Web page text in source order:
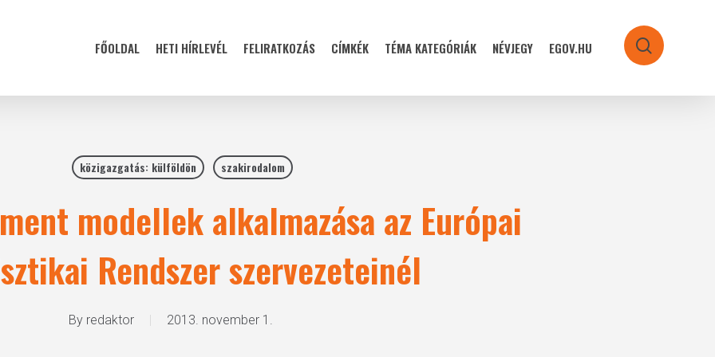
FŐOLDAL HETI HÍRLEVÉL FELIRATKOZÁS CÍMKÉK TÉMA KATEGÓRIÁK NÉVJEGY EGOV.HU search
közigazgatás: külföldön szakirodalom
modellek alkalmazása az Európai
Rendszer szervezeteinél
By redaktor 2013. november 1.